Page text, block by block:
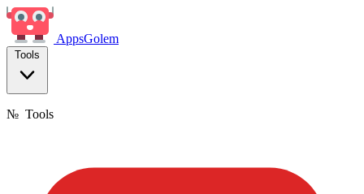
AppsGolem
Tools
№ Tools